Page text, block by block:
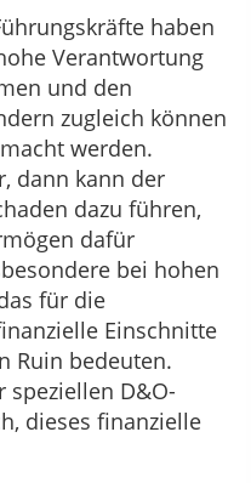
haben
Verantwortung
und den
zugleich können
werden.
dann kann der
dazu führen,
dafür
bei hohen
für die
Einschnitte
Ruin bedeuten.
speziellen D&O-
dieses finanzielle